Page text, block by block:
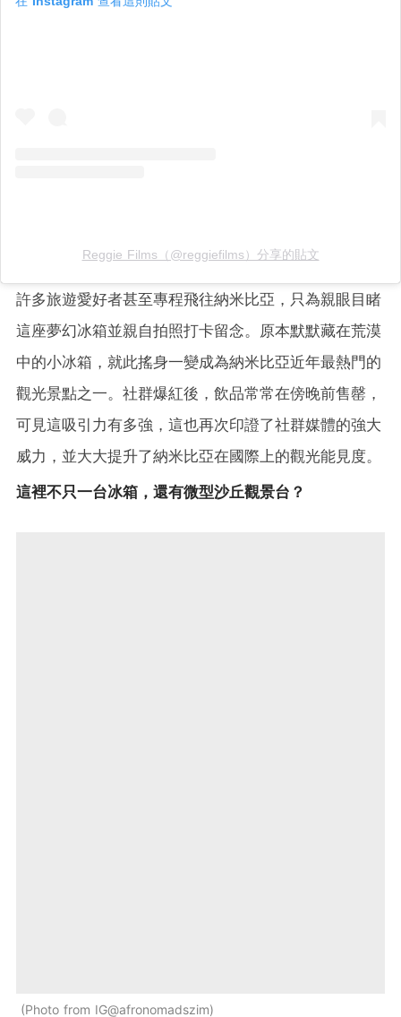
Reggie Films（@reggiefilms）分享的貼文
許多旅遊愛好者甚至專程飛往納米比亞，只為親眼目睹
這座夢幻冰箱並親自拍照打卡留念。原本默默藏在荒漠
中的小冰箱，就此搖身一變成為納米比亞近年最熱門的
觀光景點之一。社群爆紅後，飲品常常在傍晚前售罄，
可見這吸引力有多強，這也再次印證了社群媒體的強大
威力，並大大提升了納米比亞在國際上的觀光能見度。
這裡不只一台冰箱，還有微型沙丘觀景台？
Photo from IG@afronomadszim